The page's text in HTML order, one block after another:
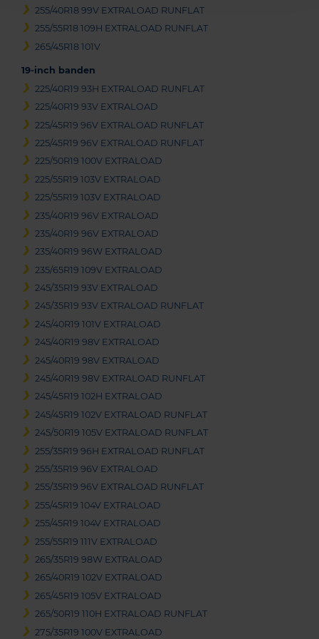
255/40R18 99V EXTRALOAD RUNFLAT
255/55R18 109H EXTRALOAD RUNFLAT
265/45R18 101V
19-inch banden
225/40R19 93H EXTRALOAD RUNFLAT
225/40R19 93V EXTRALOAD
225/45R19 96V EXTRALOAD RUNFLAT
225/45R19 96V EXTRALOAD RUNFLAT
225/50R19 100V EXTRALOAD
225/55R19 103V EXTRALOAD
225/55R19 103V EXTRALOAD
235/40R19 96V EXTRALOAD
235/40R19 96V EXTRALOAD
235/40R19 96W EXTRALOAD
235/65R19 109V EXTRALOAD
245/35R19 93V EXTRALOAD
245/35R19 93V EXTRALOAD RUNFLAT
245/40R19 101V EXTRALOAD
245/40R19 98V EXTRALOAD
245/40R19 98V EXTRALOAD
245/40R19 98V EXTRALOAD RUNFLAT
245/45R19 102H EXTRALOAD
245/45R19 102V EXTRALOAD RUNFLAT
245/50R19 105V EXTRALOAD RUNFLAT
255/35R19 96H EXTRALOAD RUNFLAT
255/35R19 96V EXTRALOAD
255/35R19 96V EXTRALOAD RUNFLAT
255/45R19 104V EXTRALOAD
255/45R19 104V EXTRALOAD
255/55R19 111V EXTRALOAD
265/35R19 98W EXTRALOAD
265/40R19 102V EXTRALOAD
265/45R19 105V EXTRALOAD
265/50R19 110H EXTRALOAD RUNFLAT
275/35R19 100V EXTRALOAD